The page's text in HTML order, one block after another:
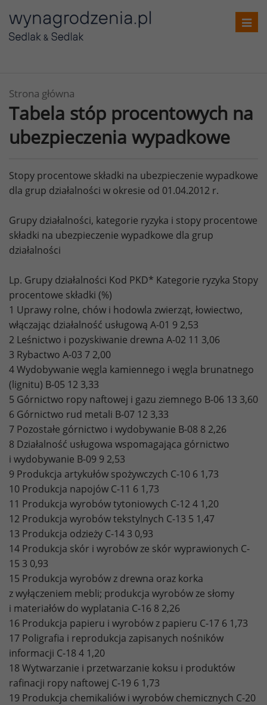
Strona główna
Tabela stóp procentowych na
ubezpieczenia wypadkowe
Stopy procentowe składki na ubezpieczenie wypadkowe
dla grup działalności w okresie od 01.04.2012 r.
Grupy działalności, kategorie ryzyka i stopy procentowe
składki na ubezpieczenie wypadkowe dla grup
działalności
Lp. Grupy działalności Kod PKD* Kategorie ryzyka Stopy
procentowe składki (%)
1 Uprawy rolne, chów i hodowla zwierząt, łowiectwo,
włączając działalność usługową A-01 9 2,53
2 Leśnictwo i pozyskiwanie drewna A-02 11 3,06
3 Rybactwo A-03 7 2,00
4 Wydobywanie węgla kamiennego i węgla brunatnego
(lignitu) B-05 12 3,33
5 Górnictwo ropy naftowej i gazu ziemnego B-06 13 3,60
6 Górnictwo rud metali B-07 12 3,33
7 Pozostałe górnictwo i wydobywanie B-08 8 2,26
8 Działalność usługowa wspomagająca górnictwo
i wydobywanie B-09 9 2,53
9 Produkcja artykułów spożywczych C-10 6 1,73
10 Produkcja napojów C-11 6 1,73
11 Produkcja wyrobów tytoniowych C-12 4 1,20
12 Produkcja wyrobów tekstylnych C-13 5 1,47
13 Produkcja odzieży C-14 3 0,93
14 Produkcja skór i wyrobów ze skór wyprawionych C-
15 3 0,93
15 Produkcja wyrobów z drewna oraz korka
z wyłączeniem mebli; produkcja wyrobów ze słomy
i materiałów do wyplatania C-16 8 2,26
16 Produkcja papieru i wyrobów z papieru C-17 6 1,73
17 Poligrafia i reprodukcja zapisanych nośników
informacji C-18 4 1,20
18 Wytwarzanie i przetwarzanie koksu i produktów
rafinacji ropy naftowej C-19 6 1,73
19 Produkcja chemikaliów i wyrobów chemicznych C-20